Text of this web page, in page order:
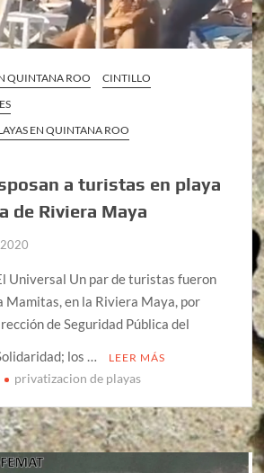
QUINTANA ROO
CINTILLO
EN QUINTANA ROO
a turistas en playa
de Riviera Maya
Universal Un par de turistas fueron
Mamitas, en la Riviera Maya, por
de Seguridad Pública del
los …
LEER MÁS
privatizacion de playas